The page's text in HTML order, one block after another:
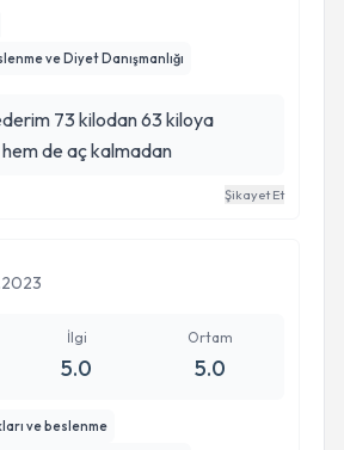
ve Diyet Danışmanlığı
73 kilodan 63 kiloya
de aç kalmadan
Şikayet Et
İlgi
5.0
Ortam
5.0
ve beslenme